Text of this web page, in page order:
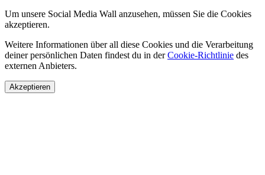
Um unsere Social Media Wall anzusehen, müssen Sie die Cookies
akzeptieren.
Weitere Informationen über all diese Cookies und die Verarbeitung
deiner persönlichen Daten findest du in derCookie-Richtlinie des
externen Anbieters.
Akzeptieren